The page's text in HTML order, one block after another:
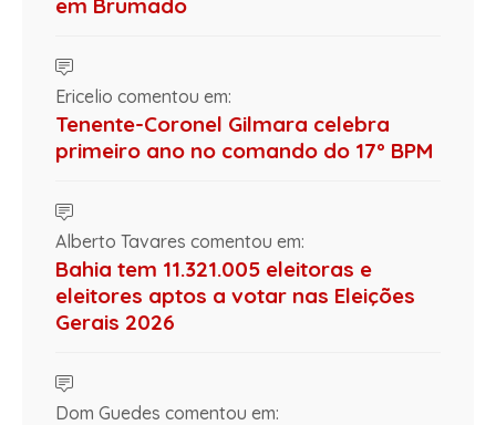
Ericelio comentou em:
Tenente-Coronel Gilmara celebra
primeiro ano no comando do 17º BPM
Alberto Tavares comentou em:
Bahia tem 11.321.005 eleitoras e
eleitores aptos a votar nas Eleições
Gerais 2026
Dom Guedes comentou em: